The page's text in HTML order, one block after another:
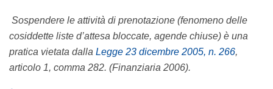
Sospendere le attività di prenotazione (fenomeno delle
cosiddette liste d’attesa bloccate, agende chiuse) è una
pratica vietata dalla Legge 23 dicembre 2005, n. 266,
articolo 1, comma 282. (Finanziaria 2006).